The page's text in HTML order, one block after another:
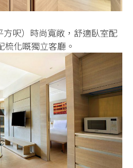
呎）時尚寬敞，舒適臥室配
化嘅獨立客廳。